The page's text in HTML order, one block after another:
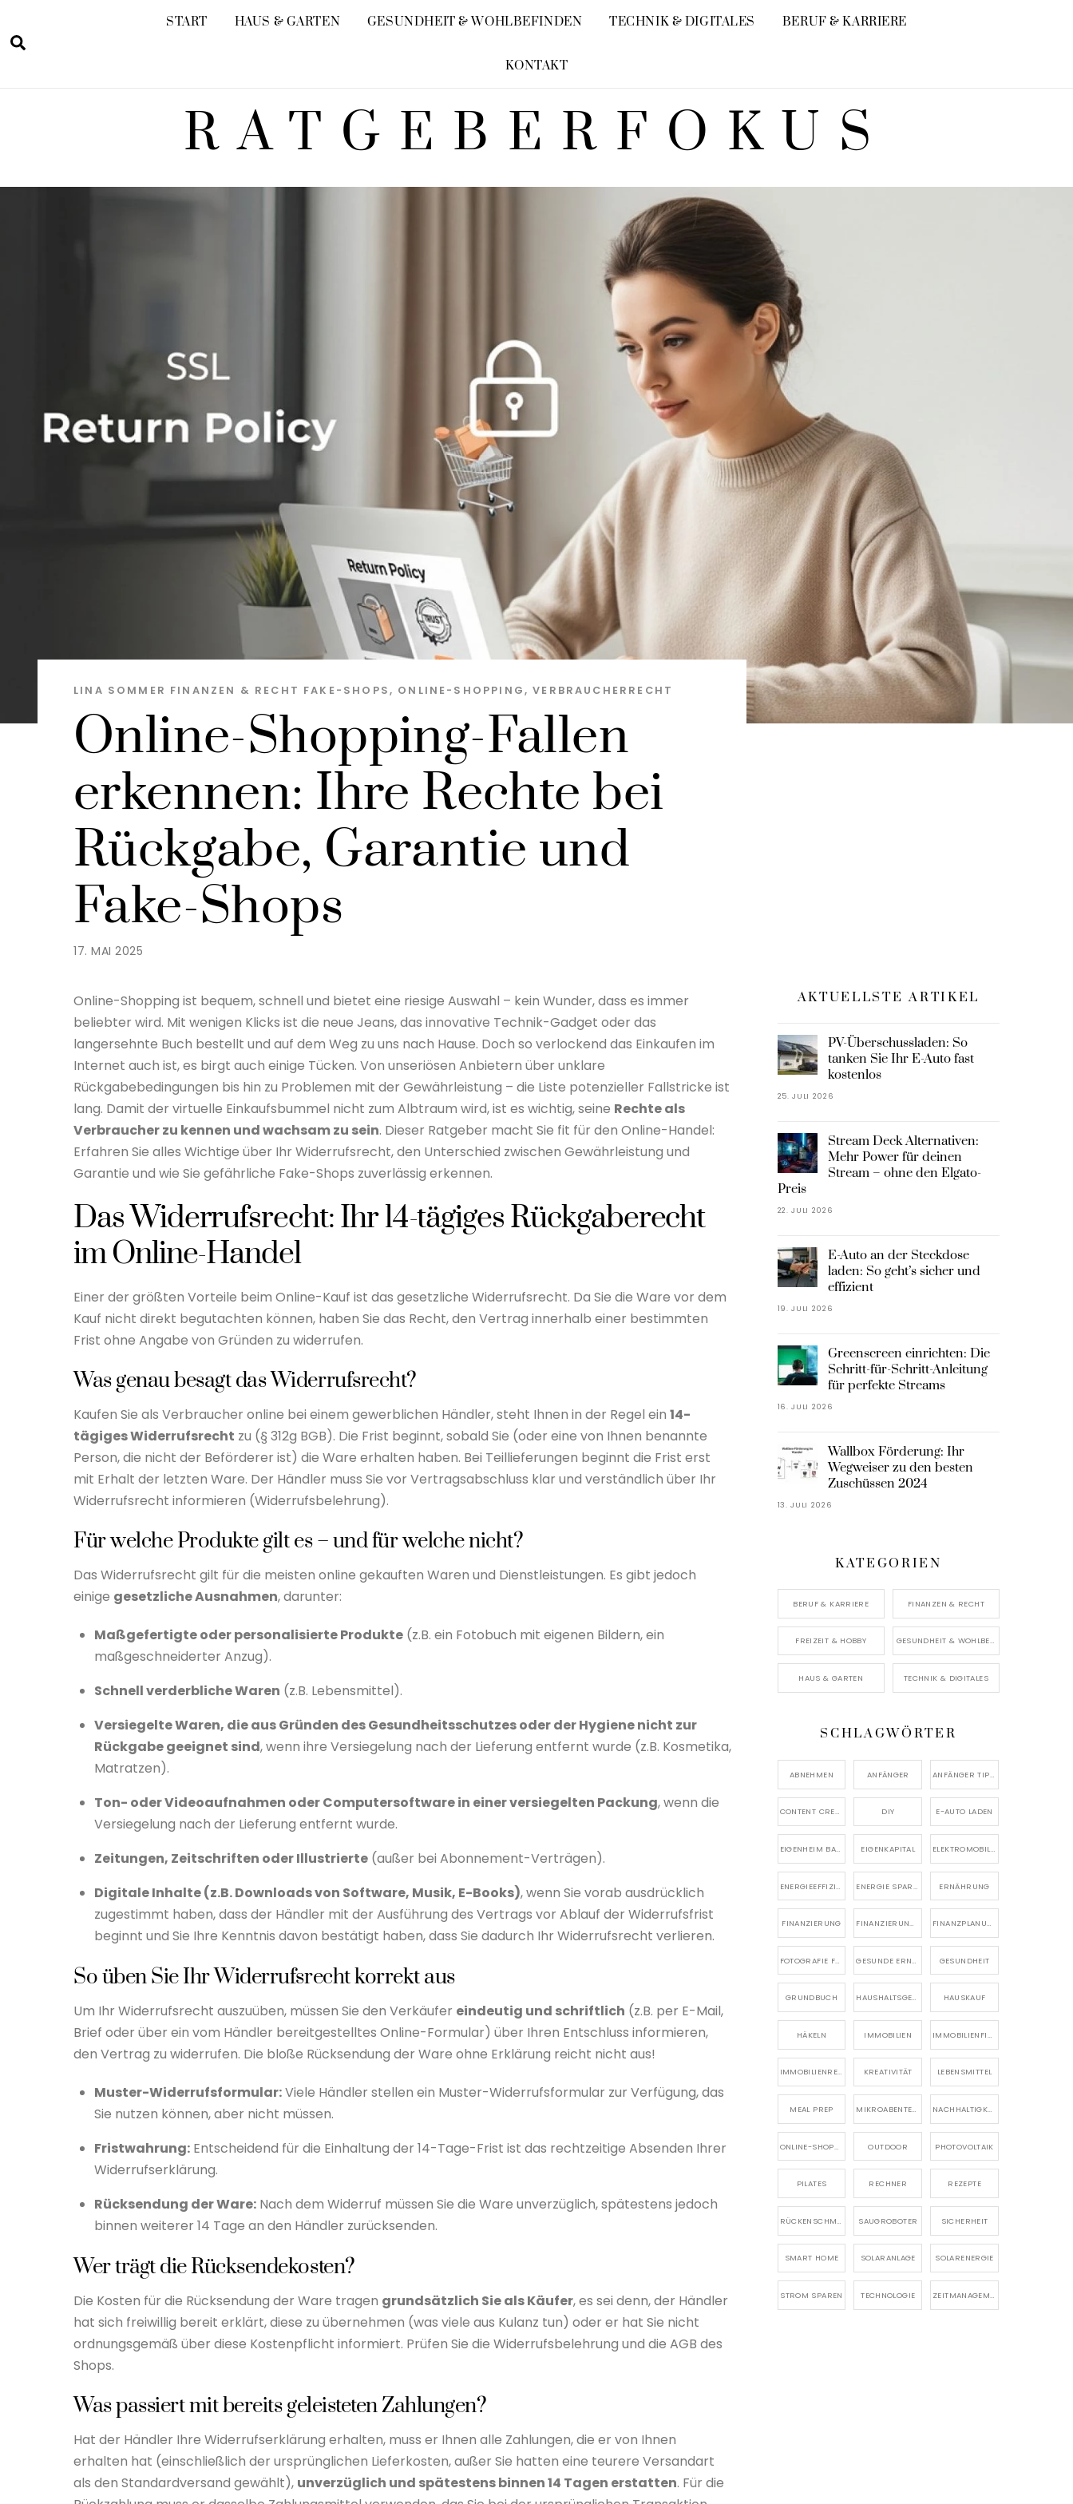
content
RATGEBERFOKUS
START HAUS & GARTEN GESUNDHEIT & WOHLBEFINDEN TECHNIK & DIGITALES BERUF & KARRIERE
KONTAKT
17. MAI 2025
Online-Shopping-Fallen
erkennen: Ihre Rechte bei
Rückgabe, Garantie und
Fake-Shops
LINA SOMMER FINANZEN & RECHT FAKE-SHOPS, ONLINE-SHOPPING,VERBRAUCHERRECHT
Online-Shopping ist bequem, schnell und bietet eine riesige Auswahl – kein Wunder, dass es immer
beliebter wird. Mit wenigen Klicks ist die neue Jeans, das innovative Technik-Gadget oder das
langersehnte Buch bestellt und auf dem Weg zu uns nach Hause. Doch so verlockend das Einkaufen im
Internet auch ist, es birgt auch einige Tücken. Von unseriösen Anbietern über unklare
Rückgabebedingungen bis hin zu Problemen mit der Gewährleistung – die Liste potenzieller Fallstricke ist
lang. Damit der virtuelle Einkaufsbummel nicht zum Albtraum wird, ist es wichtig, seine Rechte als
Verbraucher zu kennen und wachsam zu sein. Dieser Ratgeber macht Sie fit für den Online-Handel:
Erfahren Sie alles Wichtige über Ihr Widerrufsrecht, den Unterschied zwischen Gewährleistung und
Garantie und wie Sie gefährliche Fake-Shops zuverlässig erkennen.
Das Widerrufsrecht: Ihr 14-tägiges Rückgaberecht
im Online-Handel
Einer der größten Vorteile beim Online-Kauf ist das gesetzliche Widerrufsrecht. Da Sie die Ware vor dem
Kauf nicht direkt begutachten können, haben Sie das Recht, den Vertrag innerhalb einer bestimmten
Frist ohne Angabe von Gründen zu widerrufen.
Was genau besagt das Widerrufsrecht?
Kaufen Sie als Verbraucher online bei einem gewerblichen Händler, steht Ihnen in der Regel ein 14-
tägiges Widerrufsrecht zu (§ 312g BGB). Die Frist beginnt, sobald Sie (oder eine von Ihnen benannte
Person, die nicht der Beförderer ist) die Ware erhalten haben. Bei Teillieferungen beginnt die Frist erst
mit Erhalt der letzten Ware. Der Händler muss Sie vor Vertragsabschluss klar und verständlich über Ihr
Widerrufsrecht informieren (Widerrufsbelehrung).
Für welche Produkte gilt es – und für welche nicht?
Das Widerrufsrecht gilt für die meisten online gekauften Waren und Dienstleistungen. Es gibt jedoch
einige gesetzliche Ausnahmen, darunter:
Maßgefertigte oder personalisierte Produkte(z.B. ein Fotobuch mit eigenen Bildern, ein
maßgeschneiderter Anzug).
Schnell verderbliche Waren (z.B. Lebensmittel).
Versiegelte Waren, die aus Gründen des Gesundheitsschutzes oder der Hygiene nicht zur
Rückgabe geeignet sind, wenn ihre Versiegelung nach der Lieferung entfernt wurde (z.B. Kosmetika,
Matratzen).
Ton- oder Videoaufnahmen oder Computersoftware in einer versiegelten Packung, wenn die
Versiegelung nach der Lieferung entfernt wurde.
Zeitungen, Zeitschriften oder Illustrierte(außer bei Abonnement-Verträgen).
Digitale Inhalte (z.B. Downloads von Software, Musik, E-Books), wenn Sie vorab ausdrücklich
zugestimmt haben, dass der Händler mit der Ausführung des Vertrags vor Ablauf der Widerrufsfrist
beginnt und Sie Ihre Kenntnis davon bestätigt haben, dass Sie dadurch Ihr Widerrufsrecht verlieren.
So üben Sie Ihr Widerrufsrecht korrekt aus
Um Ihr Widerrufsrecht auszuüben, müssen Sie den Verkäufer eindeutig und schriftlich (z.B. per E-Mail,
Brief oder über ein vom Händler bereitgestelltes Online-Formular) über Ihren Entschluss informieren,
den Vertrag zu widerrufen. Die bloße Rücksendung der Ware ohne Erklärung reicht nicht aus!
Muster-Widerrufsformular:Viele Händler stellen ein Muster-Widerrufsformular zur Verfügung, das
Sie nutzen können, aber nicht müssen.
Fristwahrung:Entscheidend für die Einhaltung der 14-Tage-Frist ist das rechtzeitige Absenden Ihrer
Widerrufserklärung.
Rücksendung der Ware:Nach dem Widerruf müssen Sie die Ware unverzüglich, spätestens jedoch
binnen weiterer 14 Tage an den Händler zurücksenden.
Wer trägt die Rücksendekosten?
Die Kosten für die Rücksendung der Ware tragen grundsätzlich Sie als Käufer, es sei denn, der Händler
hat sich freiwillig bereit erklärt, diese zu übernehmen (was viele aus Kulanz tun) oder er hat Sie nicht
ordnungsgemäß über diese Kostenpflicht informiert. Prüfen Sie die Widerrufsbelehrung und die AGB des
Shops.
Was passiert mit bereits geleisteten Zahlungen?
Hat der Händler Ihre Widerrufserklärung erhalten, muss er Ihnen alle Zahlungen, die er von Ihnen
erhalten hat (einschließlich der ursprünglichen Lieferkosten, außer Sie hatten eine teurere Versandart
als den Standardversand gewählt), unverzüglich und spätestens binnen 14 Tagen erstatten. Für die
AKTUELLSTE ARTIKEL
PV-Überschussladen: So
tanken Sie Ihr E-Auto fast
kostenlos
25. JULI 2026
Stream Deck Alternativen:
Mehr Power für deinen
Stream – ohne den Elgato-
Preis
22. JULI 2026
E-Auto an der Steckdose
laden: So geht’s sicher und
effizient
19. JULI 2026
Greenscreen einrichten: Die
Schritt-für-Schritt-Anleitung
für perfekte Streams
16. JULI 2026
Wallbox Förderung: Ihr
Wegweiser zu den besten
Zuschüssen 2024
13. JULI 2026
KATEGORIEN
BERUF & KARRIERE FINANZEN & RECHT
FREIZEIT & HOBBY GESUNDHEIT & WOHLBEFINDEN
HAUS & GARTEN TECHNIK & DIGITALES
SCHLAGWÖRTER
ABNEHMEN ANFÄNGER ANFÄNGER TIPPS
CONTENT CREATION DIY E-AUTO LADEN
EIGENHEIM BAUEN EIGENKAPITAL ELEKTROMOBILITÄT
ERNÄHRUNG
FINANZIERUNG FINANZIERUNG EIGENHEIM FINANZPLANUNG
FOTOGRAFIE FÜR ANFÄNGER GESUNDE ERNÄHRUNG GESUNDHEIT
GRUNDBUCH HAUSHALTSGERÄTE HAUSKAUF
HÄKELN IMMOBILIEN IMMOBILIENFINANZIERUNG
IMMOBILIENRECHT KREATIVITÄT LEBENSMITTEL
MEAL PREP MIKROABENTEUER NACHHALTIGKEIT
ONLINE-SHOPPING OUTDOOR PHOTOVOLTAIK
PILATES RECHNER REZEPTE
RÜCKENSCHMERZEN SAUGROBOTER SICHERHEIT
SMART HOME SOLARANLAGE SOLARENERGIE
STROM SPAREN TECHNOLOGIE ZEITMANAGEMENT